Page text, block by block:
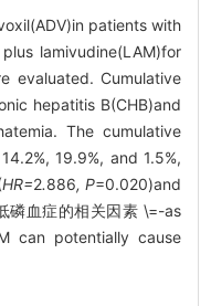
patients with
lamivudine(LAM)for
evaluated. Cumulative
hepatitis B(CHB)and
The cumulative
19.9%, and 1.5%,
HR=2.886, P=0.020)and
磷血症的相关因素 \=-as
can potentially cause